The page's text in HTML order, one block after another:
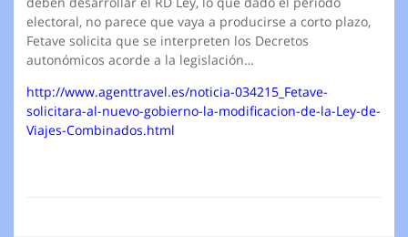
electoral, no parece que vaya a producirse a corto plazo,
Fetave solicita que se interpreten los Decretos
autonómicos acorde a la legislación…
http://www.agenttravel.es/noticia-034215_Fetave-
solicitara-al-nuevo-gobierno-la-modificacion-de-la-Ley-de-
Viajes-Combinados.html